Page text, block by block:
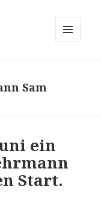
Sam
ein
Start.